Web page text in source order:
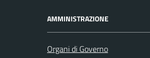
AMMINISTRAZIONE
Organi di Governo